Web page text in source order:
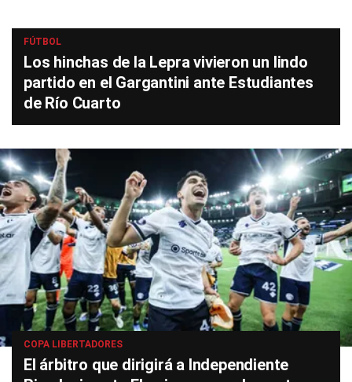
FÚTBOL
Los hinchas de la Lepra vivieron un lindo
partido en el Gargantini ante Estudiantes
de Río Cuarto
COPA LIBERTADORES
El árbitro que dirigirá a Independiente